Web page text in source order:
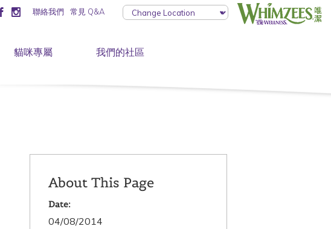
聯絡我們 常見 Q&A
貓咪專屬 我們的社區
About This Page
Date:
04/08/2014